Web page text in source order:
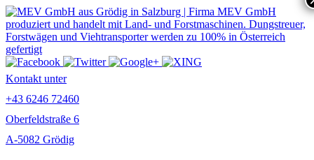
Kontakt unter
+43 6246 72460
Oberfeldstraße 6
A-5082 Grödig